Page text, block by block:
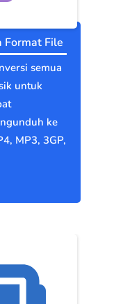
Format File
semua
untuk
ke
MP3, 3GP,